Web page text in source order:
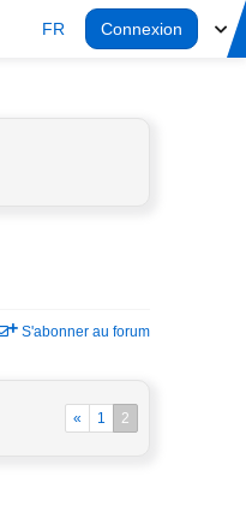
FR Connexion
S'abonner au forum
« 1 2